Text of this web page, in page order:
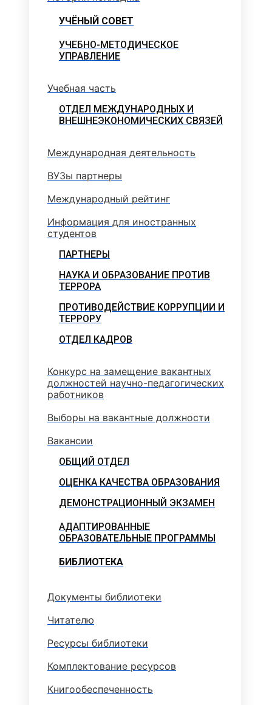
УЧЁНЫЙ СОВЕТ
УЧЕБНО-МЕТОДИЧЕСКОЕ
УПРАВЛЕНИЕ
Учебная часть
ОТДЕЛ МЕЖДУНАРОДНЫХ И
ВНЕШНЕЭКОНОМИЧЕСКИХ СВЯЗЕЙ
Международная деятельность
ВУЗы партнеры
Международный рейтинг
Информация для иностранных
студентов
ПАРТНЕРЫ
НАУКА И ОБРАЗОВАНИЕ ПРОТИВ
ТЕРРОРА
ПРОТИВОДЕЙСТВИЕ КОРРУПЦИИ И
ТЕРРОРУ
ОТДЕЛ КАДРОВ
Конкурс на замещение вакантных
должностей научно-педагогических
работников
Выборы на вакантные должности
Вакансии
ОБЩИЙ ОТДЕЛ
ОЦЕНКА КАЧЕСТВА ОБРАЗОВАНИЯ
ДЕМОНСТРАЦИОННЫЙ ЭКЗАМЕН
АДАПТИРОВАННЫЕ
ОБРАЗОВАТЕЛЬНЫЕ ПРОГРАММЫ
БИБЛИОТЕКА
Документы библиотеки
Читателю
Ресурсы библиотеки
Комплектование ресурсов
Книгообеспеченность